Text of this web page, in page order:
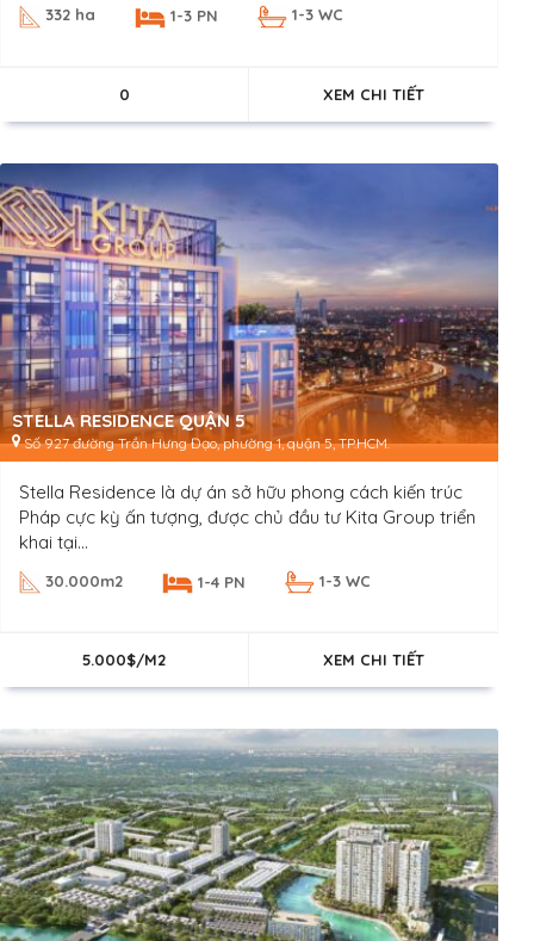
332 ha 1-3 PN 1-3 WC
0 XEM CHI TIẾT
STELLA RESIDENCE QUẬN 5
Số 927 đường Trần Hưng Đạo, phường 1, quận 5, TP.HCM.
Stella Residence là dự án sở hữu phong cách kiến trúc
Pháp cực kỳ ấn tượng, được chủ đầu tư Kita Group triển
khai tại...
30.000m2 1-4 PN 1-3 WC
5.000$/M2 XEM CHI TIẾT